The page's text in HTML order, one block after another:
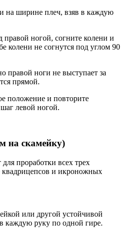
на ширине плеч, взяв в каждую
правой ногой, согните колени и
колени не согнутся под углом 90
правой ноги не выступает за
прямой.
положение и повторите
левой ногой.
на скамейку)
проработки всех трех
и икроножных
или другой устойчивой
каждую руку по одной гире.